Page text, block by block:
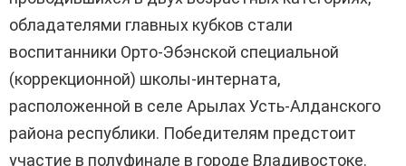
обладателями главных кубков стали
воспитанники Орто-Эбэнской специальной
(коррекционной) школы-интерната,
расположенной в селе Арылах Усть-Алданского
района республики. Победителям предстоит
участие в полуфинале в городе Владивостоке.